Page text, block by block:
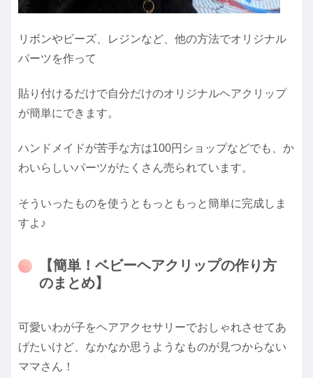
リボンやビーズ、レジンなど、他の方法でオリジナル
パーツを作って
貼り付けるだけで自分だけのオリジナルヘアクリップ
が簡単にできます。
ハンドメイドが苦手な方は100円ショップなどでも、か
わいらしいパーツがたくさん売られています。
そういったものを使うともっともっと簡単に完成しま
すよ♪
【簡単！ベビーヘアクリップの作り方
のまとめ】
可愛いわが子をヘアアクセサリーでおしゃれさせてあ
げたいけど、なかなか思うようなものが見つからない
ママさん！